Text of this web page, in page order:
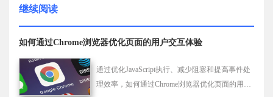
继续阅读
如何通过Chrome浏览器优化页面的用户交互体验
通过优化JavaScript执行、减少阻塞和提高事件处
理效率，如何通过Chrome浏览器优化页面的用户